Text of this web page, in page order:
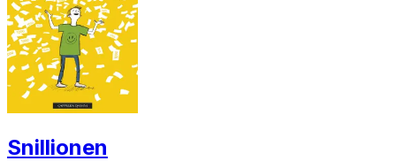
Snillionen